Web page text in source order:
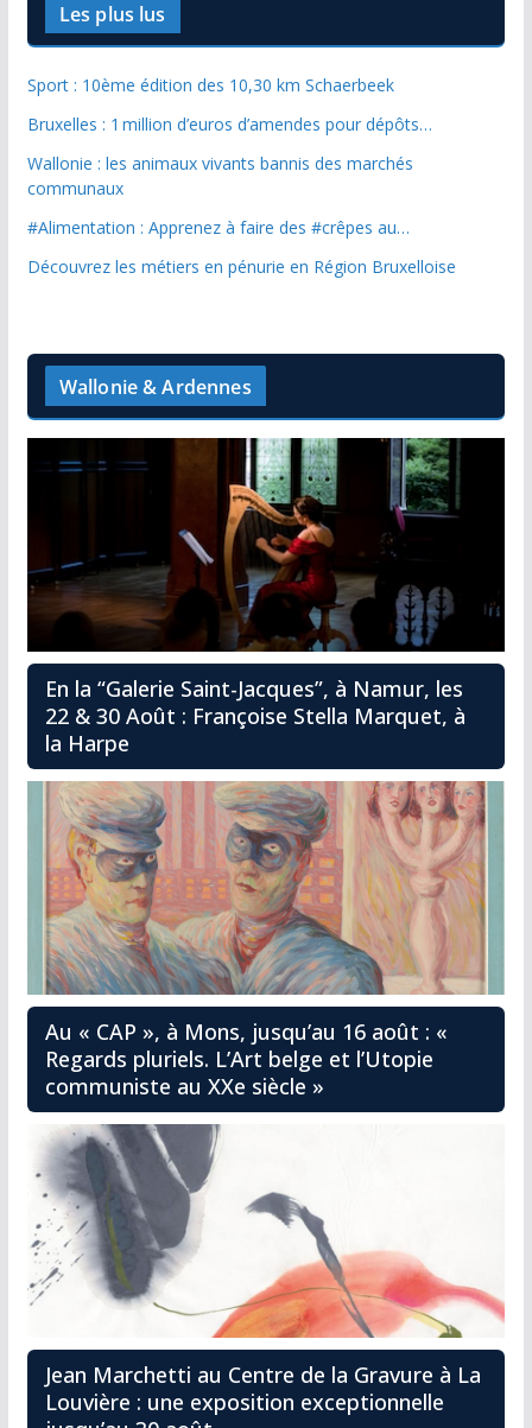
Les plus lus
Sport : 10ème édition des 10,30 km Schaerbeek
Bruxelles : 1 million d’euros d’amendes pour dépôts…
Wallonie : les animaux vivants bannis des marchés
communaux
#Alimentation : Apprenez à faire des #crêpes au…
Découvrez les métiers en pénurie en Région Bruxelloise
Wallonie & Ardennes
En la “Galerie Saint-Jacques”, à Namur, les
22 & 30 Août : Françoise Stella Marquet, à
la Harpe
Au « CAP », à Mons, jusqu’au 16 août : «
Regards pluriels. L’Art belge et l’Utopie
communiste au XXe siècle »
Jean Marchetti au Centre de la Gravure à La
Louvière : une exposition exceptionnelle